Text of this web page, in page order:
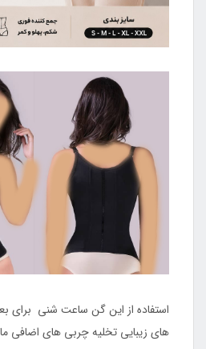
استفاده از این گن ساعت شنی برای
های زیبایی تخلیه چربی های اضافی